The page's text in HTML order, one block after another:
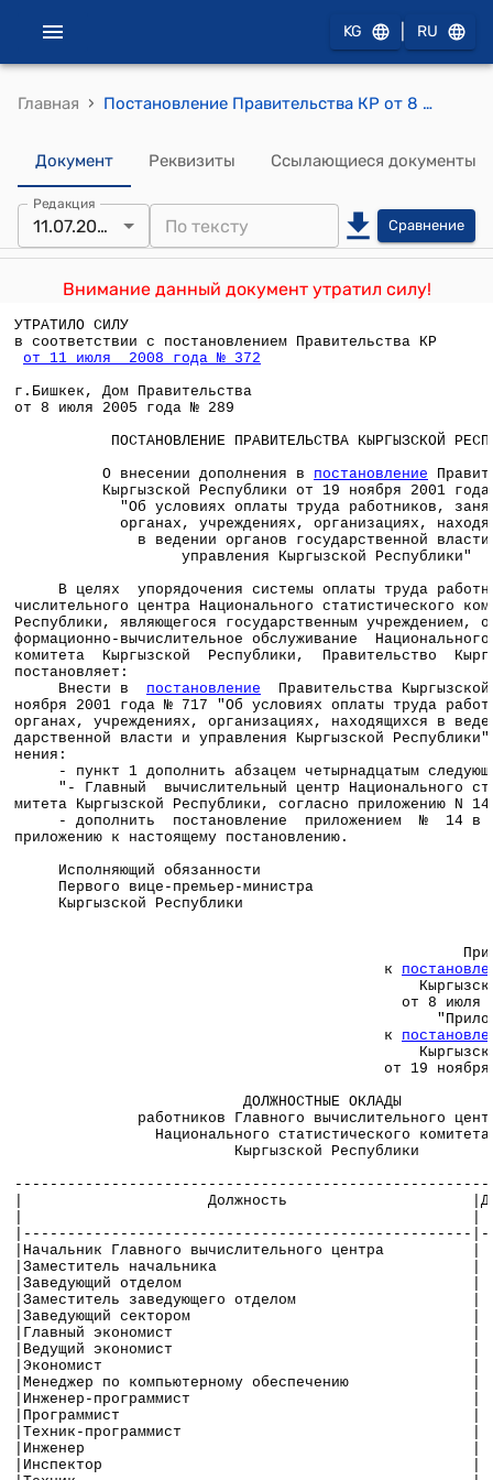
KG RU
Главная › Постановление Правительства КР от 8 июля 2005 года №289 "О внесении дополнения в постановление Правительства Кыргызской Республики от 19 ноября 2001 года № 717 "Об условиях оплаты труда работников, занятых в органах, учреждениях, организациях, находящихся в ведении органов государственной власти и управления Кыргызской Республики"
Документ Реквизиты Ссылающиеся документы
Редакция
11.07.2008 Сравнение
Внимание данный документ утратил силу!